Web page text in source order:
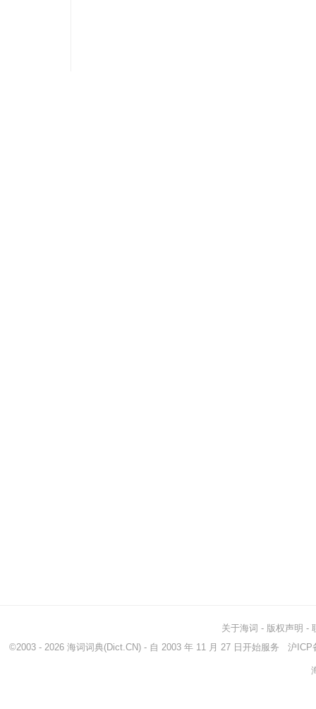
关于海词 - 版权声明 -
©2003 - 2026 海词词典(Dict.CN) - 自 2003 年 11 月 27 日开始服务 沪ICP